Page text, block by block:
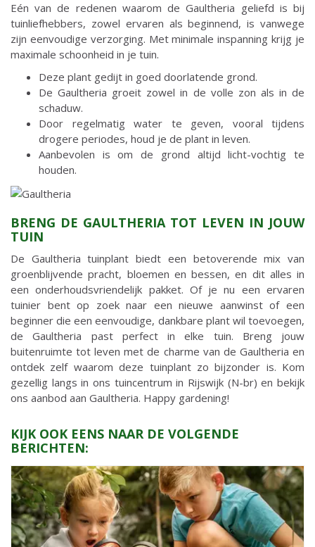
Eén van de redenen waarom de Gaultheria geliefd is bij
tuinliefhebbers, zowel ervaren als beginnend, is vanwege
zijn eenvoudige verzorging. Met minimale inspanning krijg je
maximale schoonheid in je tuin.
Deze plant gedijt in goed doorlatende grond.
De Gaultheria groeit zowel in de volle zon als in de
schaduw.
Door regelmatig water te geven, vooral tijdens
drogere periodes, houd je de plant in leven.
Aanbevolen is om de grond altijd licht-vochtig te
houden.
BRENG DE GAULTHERIA TOT LEVEN IN JOUW
TUIN
De Gaultheria tuinplant biedt een betoverende mix van
groenblijvende pracht, bloemen en bessen, en dit alles in
een onderhoudsvriendelijk pakket. Of je nu een ervaren
tuinier bent op zoek naar een nieuwe aanwinst of een
beginner die een eenvoudige, dankbare plant wil toevoegen,
de Gaultheria past perfect in elke tuin. Breng jouw
buitenruimte tot leven met de charme van de Gaultheria en
ontdek zelf waarom deze tuinplant zo bijzonder is. Kom
gezellig langs in ons tuincentrum in Rijswijk (N-br) en bekijk
ons aanbod aan Gaultheria. Happy gardening!
KIJK OOK EENS NAAR DE VOLGENDE
BERICHTEN: